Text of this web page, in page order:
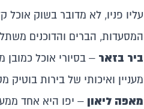
עליו פניו, לא מדובר בשוק אוכל
המסעדות, הברים והדוכנים
ביר בזאר – בסיורי אוכל
מעניין ואיכותי של בירות
מאפה ליאון – יפו היא אחד